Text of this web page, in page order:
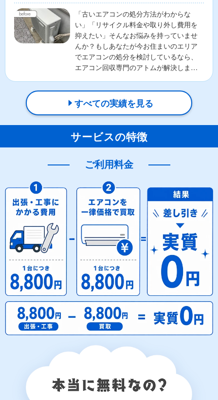
「古いエアコンの処分方法がわからな
い」「リサイクル料金や取り外し費用を
抑えたい」そんなお悩みを持っていませ
んか？もしあなたが今お住まいのエリア
でエアコンの処分を検討しているなら、
エアコン回収専門のアトムが解決しま
すべての実績を見る
サービスの特徴
ご利用料金